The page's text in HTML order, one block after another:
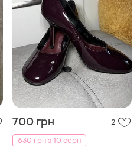
700 грн
2
630 грн з 10 серп